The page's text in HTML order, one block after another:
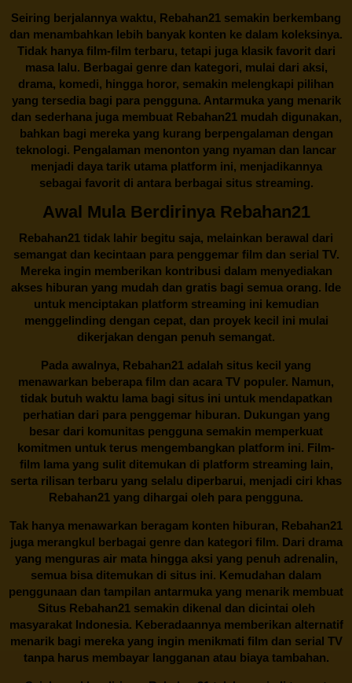
Seiring berjalannya waktu, Rebahan21 semakin berkembang
dan menambahkan lebih banyak konten ke dalam koleksinya.
Tidak hanya film-film terbaru, tetapi juga klasik favorit dari
masa lalu. Berbagai genre dan kategori, mulai dari aksi,
drama, komedi, hingga horor, semakin melengkapi pilihan
yang tersedia bagi para pengguna. Antarmuka yang menarik
dan sederhana juga membuatRebahan21mudah digunakan,
bahkan bagi mereka yang kurang berpengalaman dengan
teknologi. Pengalaman menonton yang nyaman dan lancar
menjadi daya tarik utama platform ini, menjadikannya
sebagai favorit di antara berbagai situs streaming.
Awal Mula Berdirinya Rebahan21
Rebahan21 tidak lahir begitu saja, melainkan berawal dari
semangat dan kecintaan para penggemar film dan serial TV.
Mereka ingin memberikan kontribusi dalam menyediakan
akses hiburan yang mudah dan gratis bagi semua orang. Ide
untuk menciptakan platform streaming ini kemudian
menggelinding dengan cepat, dan proyek kecil ini mulai
dikerjakan dengan penuh semangat.
Pada awalnya, Rebahan21 adalah situs kecil yang
menawarkan beberapa film dan acara TV populer. Namun,
tidak butuh waktu lama bagi situs ini untuk mendapatkan
perhatian dari para penggemar hiburan. Dukungan yang
besar dari komunitas pengguna semakin memperkuat
komitmen untuk terus mengembangkan platform ini. Film-
film lama yang sulit ditemukan di platform streaming lain,
serta rilisan terbaru yang selalu diperbarui, menjadi ciri khas
Rebahan21 yang dihargai oleh para pengguna.
Tak hanya menawarkan beragam konten hiburan, Rebahan21
juga merangkul berbagai genre dan kategori film. Dari drama
yang menguras air mata hingga aksi yang penuh adrenalin,
semua bisa ditemukan di situs ini. Kemudahan dalam
penggunaan dan tampilan antarmuka yang menarik membuat
Situs Rebahan21semakin dikenal dan dicintai oleh
masyarakat Indonesia. Keberadaannya memberikan alternatif
menarik bagi mereka yang ingin menikmati film dan serial TV
tanpa harus membayar langganan atau biaya tambahan.